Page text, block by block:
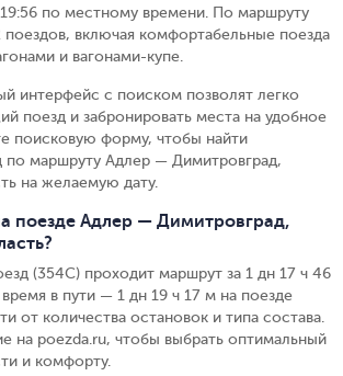
по местному времени. По маршруту
поездов, включая комфортабельные поезда
и вагонами-купе.
интерфейс с поиском позволят легко
поезд и забронировать места на удобное
поисковую форму, чтобы найти
по маршруту Адлер — Димитровград,
на желаемую дату.
поезде Адлер — Димитровград,
(354С) проходит маршрут за 1 дн 17 ч 46
в пути — 1 дн 19 ч 17 м на поезде
от количества остановок и типа состава.
на poezda.ru, чтобы выбрать оптимальный
и комфорту.